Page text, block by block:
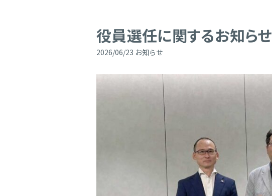
役員選任に関するお知らせ
2026/06/23 お知らせ